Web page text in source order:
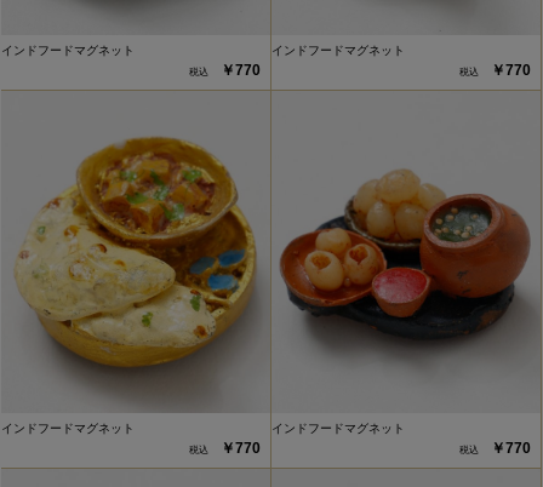
インドフードマグネット
￥770
インドフードマグネット
￥770
インドフードマグネット
￥770
インドフードマグネット
￥770